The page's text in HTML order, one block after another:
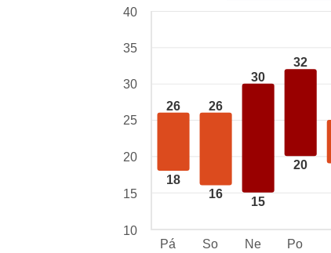
26
18
26
16
30
15
32
20
40
35
30
25
20
15
10
Pá
So Ne Po